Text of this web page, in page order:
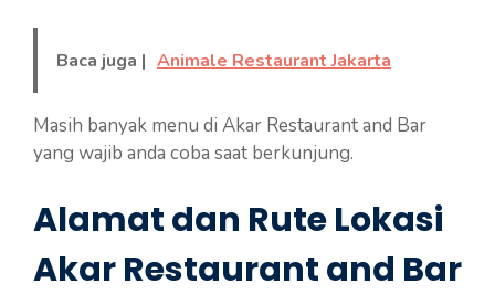
Baca juga | Animale Restaurant Jakarta
Masih banyak menu di Akar Restaurant and Bar
yang wajib anda coba saat berkunjung.
Alamat dan Rute Lokasi
Akar Restaurant and Bar